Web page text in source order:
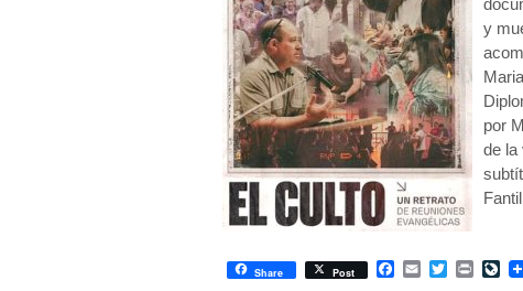
y
por
de la
Share Post Facebook
EmailTwitterPrint